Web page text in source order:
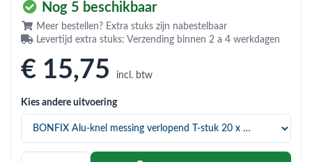
(Installatiemateriaal)
(Rookkanalen)
(Sanitair)
(Verwarming, kachels & ketels)
(Zonneboilersets & onderdelen)
(Warmtepompen en warmtepompboilers)
Nog 5 beschikbaar
Meer bestellen? Extra stuks zijn nabestelbaar
Levertijd extra stuks: Verzending binnen 2 a 4 werkdagen
€ 15,75 incl. btw
Kies andere uitvoering